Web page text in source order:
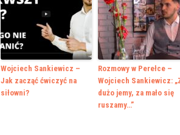
Wojciech Sankiewicz –
Jak zacząć ćwiczyć na
siłowni?
Rozmowy w Perełce –
Wojciech Sankiewicz:
dużo jemy, za mało się
ruszamy…”